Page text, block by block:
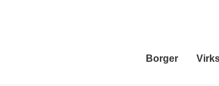
Borger